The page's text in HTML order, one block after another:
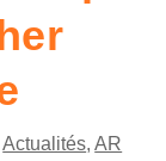
|Actualités,AR